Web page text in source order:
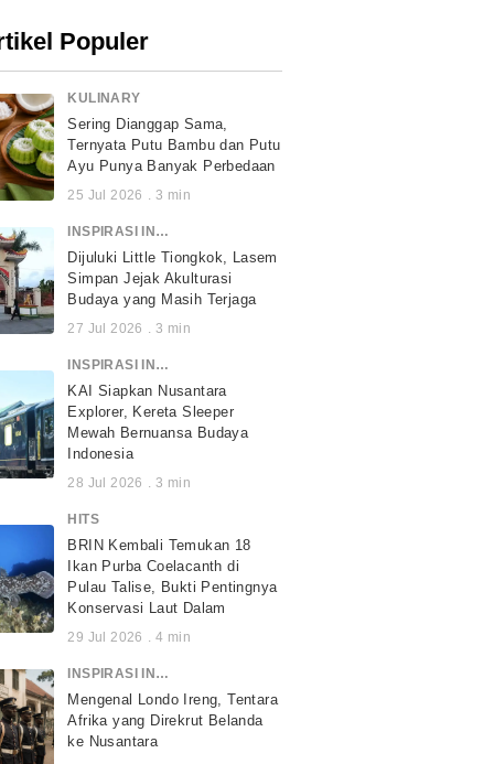
Populer
KULINARY
Sering Dianggap Sama,
Ternyata Putu Bambu dan Putu
Ayu Punya Banyak Perbedaan
25 Jul 2026 . 3 min
INSPIRASI INDONESIA
Dijuluki Little Tiongkok, Lasem
Simpan Jejak Akulturasi
Budaya yang Masih Terjaga
27 Jul 2026 . 3 min
INSPIRASI INDONESIA
KAI Siapkan Nusantara
Explorer, Kereta Sleeper
Mewah Bernuansa Budaya
Indonesia
28 Jul 2026 . 3 min
HITS
BRIN Kembali Temukan 18
Ikan Purba Coelacanth di
Pulau Talise, Bukti Pentingnya
Konservasi Laut Dalam
29 Jul 2026 . 4 min
INSPIRASI INDONESIA
Mengenal Londo Ireng, Tentara
Afrika yang Direkrut Belanda
ke Nusantara